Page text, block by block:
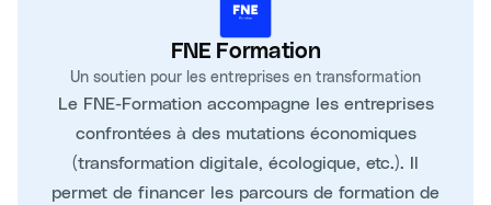
FNE Formation
Un soutien pour les entreprises en transformation
Le FNE-Formation accompagne les entreprises
confrontées à des mutations économiques
(transformation digitale, écologique, etc.). Il
permet de financer les parcours de formation de